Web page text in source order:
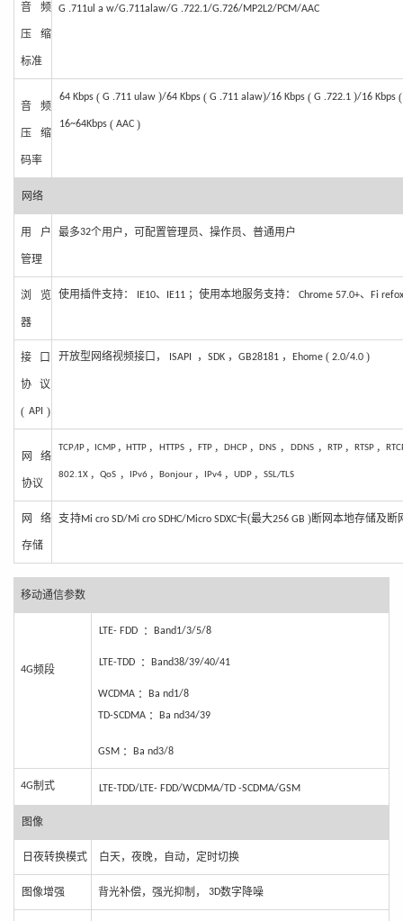
音频
压缩
标准
G .711ul a w/G.711alaw/G .722.1/G.726/MP2L2/PCM/AAC
音频
压缩
码率
64 Kbps ( G .711 ulaw )/64 Kbps ( G .711 alaw)/16 Kbps ( G .722.1 )/16 Kbps
16~64Kbps ( AAC )
网络
用户
管理
最多32个用户，可配置管理员、操作员、普通用户
浏览
器
使用插件支持： IE10、 IE11 ；使用本地服务支持： Chrome 57.0+、 Fi
接 口
协议
( API )
开放型网络视频接口， ISAPI ， SDK ， GB28181 ， Ehome ( 2.0/4.0 )
网络
协议
TCP/IP ， ICMP ，HTTP ， HTTPS ， FTP ，DHCP ，DNS ， DDNS ， RTP ， RTSP ，
802.1X ， QoS ， IPv6 ， Bonjour ， IPv4 ， UDP ， SSL/TLS
网络
存储
支持Mi cro SD/ Mi cro SDHC/ Micro SDXC卡(最大256 GB )断网本地存储及断
移动通信参数
4G频段
LTE- FDD ： Band1/3/5/8
LTE-TDD ： Band38/39/40/41
WCDMA ： Ba nd1/8
TD-SCDMA ： Ba nd34/39
GSM ： Ba nd3/8
4G制式 LTE-TDD/ LTE- FDD/WCDMA/TD -SCDMA/GSM
图像
日夜转换模式 白天，夜晚，自动，定时切换
图像增强 背光补偿，强光抑制， 3D数字降噪